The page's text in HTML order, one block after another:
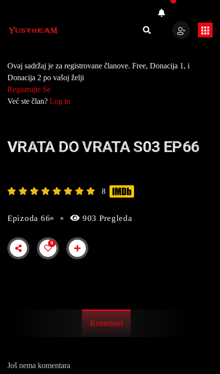
Ovaj sadržaj je za registrovane članove. Free, Donacija 1, i
Donacija 2 po vašoj želji
Registrujte Se
Već ste član? Log in
VRATA DO VRATA S03 EP66
8
Epizoda 66 903 Pregleda
0
Komentari
Još nema komentara